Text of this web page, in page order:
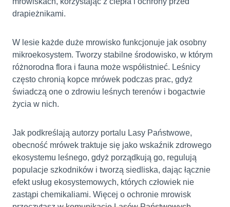
drapieżnikami.
W lesie każde duże mrowisko funkcjonuje jak osobny
mikroekosystem. Tworzy stabilne środowisko, w którym
różnorodna flora i fauna może współistnieć. Leśnicy
często chronią kopce mrówek podczas prac, gdyż
świadczą one o zdrowiu leśnych terenów i bogactwie
życia w nich.
Jak podkreślają autorzy portalu Lasy Państwowe,
obecność mrówek traktuje się jako wskaźnik zdrowego
ekosystemu leśnego, gdyż porządkują go, regulują
populacje szkodników i tworzą siedliska, dając łącznie
efekt usług ekosystemowych, których człowiek nie
zastąpi chemikaliami. Więcej o ochronie mrowisk